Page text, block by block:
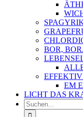
BOR,
EM
LICHT DAS
Suche
nach: